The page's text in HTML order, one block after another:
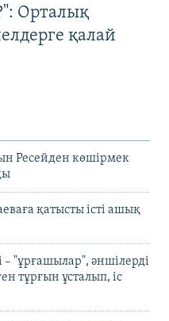
Орталық
қалай
Ресейден көшірмек
қатысты істі ашық
– "ұрғашылар", әншілерді
тұрғын ұсталып, іс